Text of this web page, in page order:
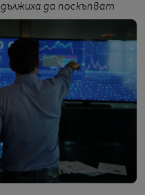
да поскъпват